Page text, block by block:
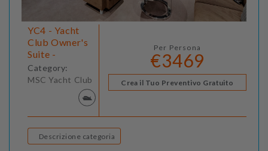
YC4 - Yacht
Club Owner's
Suite -
Category:
MSC Yacht Club
Per Persona
€3469
Crea il Tuo Preventivo Gratuito
Descrizione categoria